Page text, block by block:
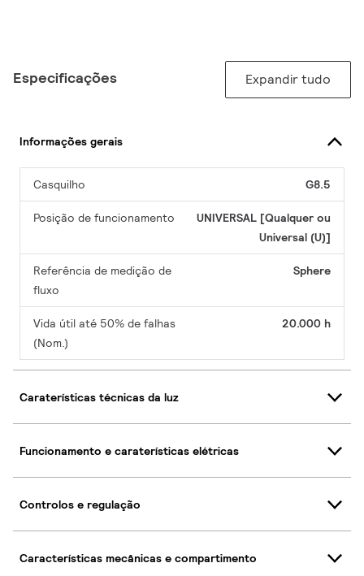
Especificações Expandir tudo
Informações gerais
Casquilho G8.5
Posição de funcionamento
UNIVERSAL [Qualquer ou
Universal (U)]
Referência de medição de
fluxo
Sphere
Vida útil até 50% de falhas
(Nom.)
20.000 h
Caraterísticas técnicas da luz
Funcionamento e caraterísticas elétricas
Controlos e regulação
Características mecânicas e compartimento